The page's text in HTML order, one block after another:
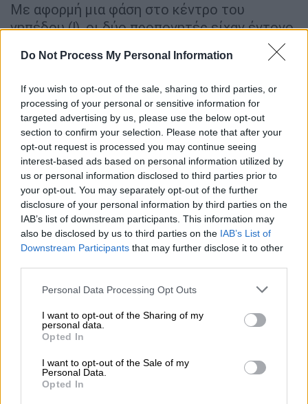
Do Not Process My Personal Information
If you wish to opt-out of the sale, sharing to third parties, or
processing of your personal or sensitive information for
targeted advertising by us, please use the below opt-out
section to confirm your selection. Please note that after your
opt-out request is processed you may continue seeing
interest-based ads based on personal information utilized by
us or personal information disclosed to third parties prior to
your opt-out. You may separately opt-out of the further
disclosure of your personal information by third parties on the
IAB’s list of downstream participants. This information may
also be disclosed by us to third parties on the IAB’s List of
Downstream Participants that may further disclose it to other
Please note that this website/app uses one or more Google
not limited to your visit or usage behaviour. You may click to
grant or deny consent to Google and its third-party tags to
use your data for below specified purposes in below Google
consent section.
Personal Data Processing Opt Outs
I want to opt-out of the Sharing of my
personal data.
Opted In
I want to opt-out of the Sale of my
Personal Data.
Opted In
Με αφορμή μια φάση στο κέντρο του
γηπέδου (!), οι δύο προπονητές είχαν έντονο
διάλογο και έφτασαν μια ανάσα ο ένας απ'
τον άλλο. Κι αν δεν έμπαιναν στη μέση οι
συνεργάτες τους και ο τέταρτος διαιτητής,
μπορεί να έχει πιαστεί και στα χέρια. Ο
διαιτητής του αγώνα τούς κάλεσε κοντά του
και τους τιμώρησε με κίτρινη κάρτα, ενώ
εκείνοι δεν έδειξαν να πτοούνται και
συνέχισαν να ανταλλάσσουν «γαλλικά».
ΔΙΑΒΑΣΤΕ ΕΠΙΣΗΣ
Αθλητισμός|20.11.2021 20:00
Σόλσκιερ
Αθλητισμός
Κατάρ και 102η pole position!